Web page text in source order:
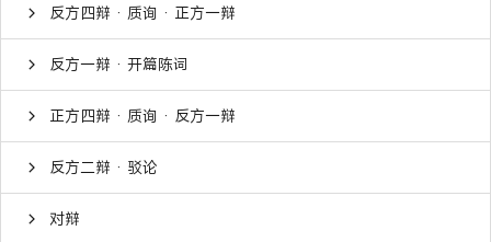
反方四辩 · 质询 · 正方一辩
反方一辩 · 开篇陈词
正方四辩 · 质询 · 反方一辩
反方二辩 · 驳论
对辩